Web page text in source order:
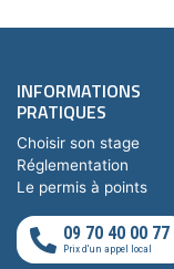
INFORMATIONS
PRATIQUES
Choisir son stage
Réglementation
Le permis à points
09 70 40 00 77
Prix d'un appel local